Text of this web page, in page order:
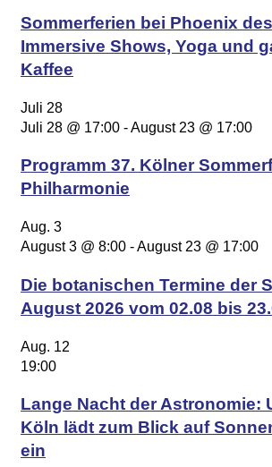
Sommerferien bei Phoenix
Immersive Shows, Yoga und
Kaffee
Juli 28
Juli 28 @ 17:00 -August 23 @ 17:00
Programm 37. Kölner
Philharmonie
Aug. 3
August 3 @ 8:00 -August 23 @ 17:00
Die botanischen Termine der
August 2026 vom 02.08 bis
Aug. 12
19:00
Lange Nacht der Astronomie:
Köln lädt zum Blick auf
ein